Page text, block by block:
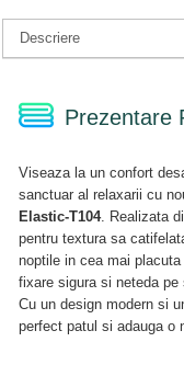
Descriere
Prezentare
Viseaza la un confort
sanctuar al relaxarii cu
Elastic-T104. Realizata
pentru textura sa
noptile in cea mai
fixare sigura si neteda
Cu un design modern si
perfect patul si adauga o